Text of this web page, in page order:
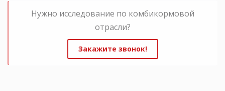
Нужно исследование по комбикормовой
отрасли?
Закажите звонок!